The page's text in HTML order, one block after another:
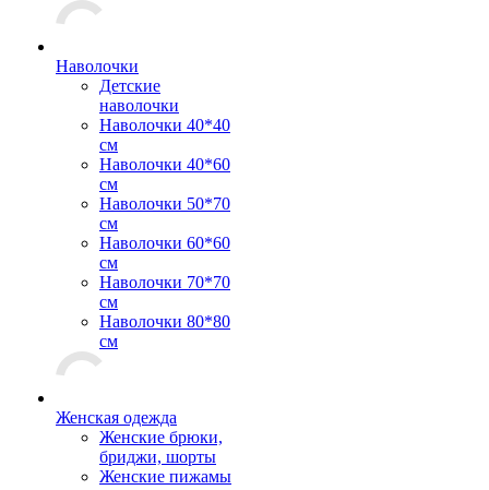
Наволочки
Детские
наволочки
Наволочки 40*40
см
Наволочки 40*60
см
Наволочки 50*70
см
Наволочки 60*60
см
Наволочки 70*70
см
Наволочки 80*80
см
Женская одежда
Женские брюки,
бриджи, шорты
Женские пижамы